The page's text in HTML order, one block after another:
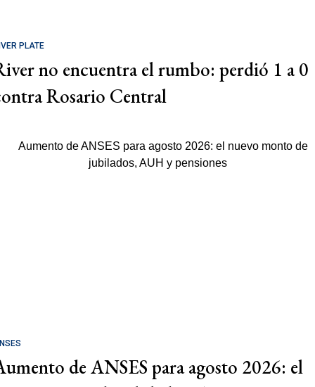
PLATE
no encuentra el rumbo: perdió 1 a 0
Rosario Central
de ANSES para agosto 2026: el